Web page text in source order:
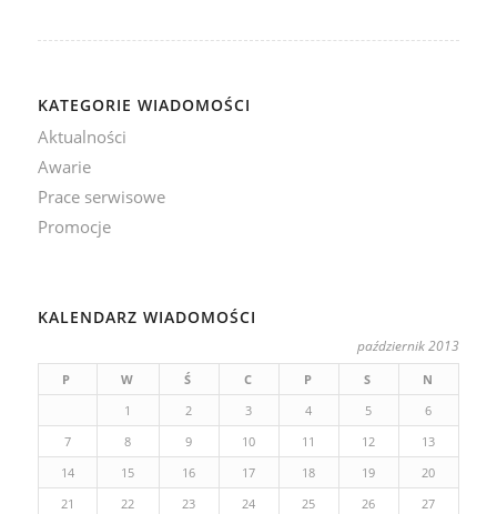
KATEGORIE WIADOMOŚCI
Aktualności
Awarie
Prace serwisowe
Promocje
KALENDARZ WIADOMOŚCI
październik 2013
P W Ś C P S
N
1
2 3 4 5
6
7
8 9 10 11 12
13
14
15 16 17 18 19
20
21
22 23 24 25 26
27